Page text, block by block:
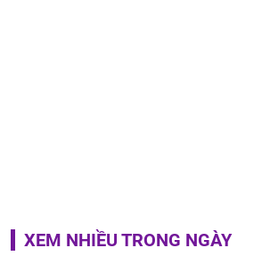
XEM NHIỀU TRONG NGÀY